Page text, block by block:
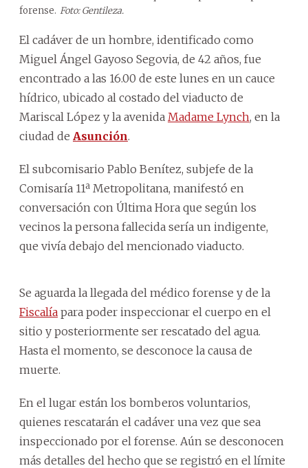
forense. Foto: Gentileza.
El cadáver de un hombre, identificado como
Miguel Ángel Gayoso Segovia, de 42 años, fue
encontrado a las 16.00 de este lunes en un cauce
hídrico, ubicado al costado del viaducto de
Mariscal López y la avenida Madame Lynch, en la
ciudad de Asunción.
El subcomisario Pablo Benítez, subjefe de la
Comisaría 11ª Metropolitana, manifestó en
conversación con Última Hora que según los
vecinos la persona fallecida sería un indigente,
que vivía debajo del mencionado viaducto.
Se aguarda la llegada del médico forense y de la
Fiscalía para poder inspeccionar el cuerpo en el
sitio y posteriormente ser rescatado del agua.
Hasta el momento, se desconoce la causa de
muerte.
En el lugar están los bomberos voluntarios,
quienes rescatarán el cadáver una vez que sea
inspeccionado por el forense. Aún se desconocen
más detalles del hecho que se registró en el límite